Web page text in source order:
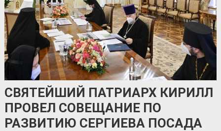
СВЯТЕЙШИЙ ПАТРИАРХ КИРИЛЛ
ПРОВЕЛ СОВЕЩАНИЕ ПО
РАЗВИТИЮ СЕРГИЕВА ПОСАДА